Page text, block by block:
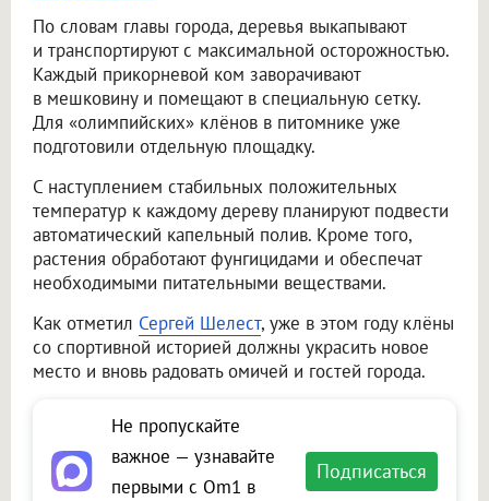
По словам главы города, деревья выкапывают
и транспортируют с максимальной осторожностью.
Каждый прикорневой ком заворачивают
в мешковину и помещают в специальную сетку.
Для «олимпийских» клёнов в питомнике уже
подготовили отдельную площадку.
С наступлением стабильных положительных
температур к каждому дереву планируют подвести
автоматический капельный полив. Кроме того,
растения обработают фунгицидами и обеспечат
необходимыми питательными веществами.
Как отметил Сергей Шелест, уже в этом году клёны
со спортивной историей должны украсить новое
место и вновь радовать омичей и гостей города.
Не пропускайте
важное — узнавайте
первыми с Om1 в
Подписаться